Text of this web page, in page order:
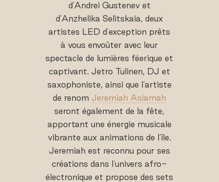
d'Andrei Gustenev et
d'Anzhelika Selitskaia, deux
artistes LED d'exception prêts
à vous envoûter avec leur
spectacle de lumières féerique et
captivant. Jetro Tulinen, DJ et
saxophoniste, ainsi que l'artiste
de renom Jeremiah Asiamah
seront également de la fête,
apportant une énergie musicale
vibrante aux animations de l'île.
Jeremiah est reconnu pour ses
créations dans l'univers afro-
électronique et propose des sets